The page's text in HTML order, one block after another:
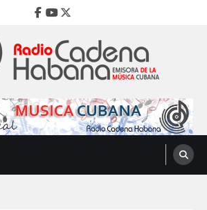
Facebook
Youtube
Twitter
Habana
Cubana